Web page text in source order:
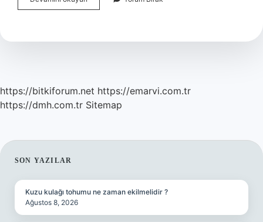
Atma
Yapılır
https://bitkiforum.net https://emarvi.com.tr
https://dmh.com.tr Sitemap
SIDEBAR
SON YAZILAR
Kuzu kulağı tohumu ne zaman ekilmelidir ?
Ağustos 8, 2026